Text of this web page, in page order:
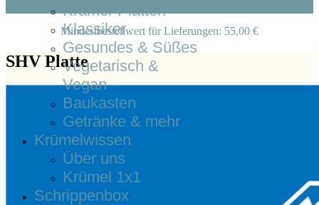
Krämer Platten
Klassiker
Gesundes & Süßes
Vegetarisch &
Vegan
Baukasten
Getränke & mehr
Krümelwissen
Über uns
Krümel 1x1
Schrippenbox
Mindestbestellwert für Lieferungen: 55,00 €
SHV Platte